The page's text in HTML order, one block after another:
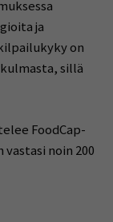
ja
on
sillä
FoodCap-
noin 200